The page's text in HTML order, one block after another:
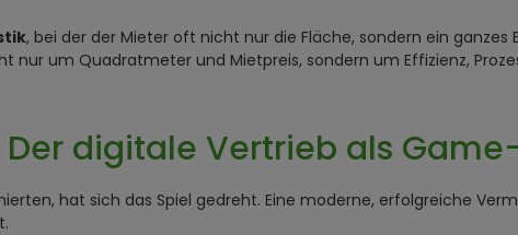
, bei der der Mieter oft nicht nur die Fläche, sondern ein ganzes
nur um Quadratmeter und Mietpreis, sondern um Effizienz,
digitale Vertrieb als
hat sich das Spiel gedreht. Eine moderne, erfolgreiche